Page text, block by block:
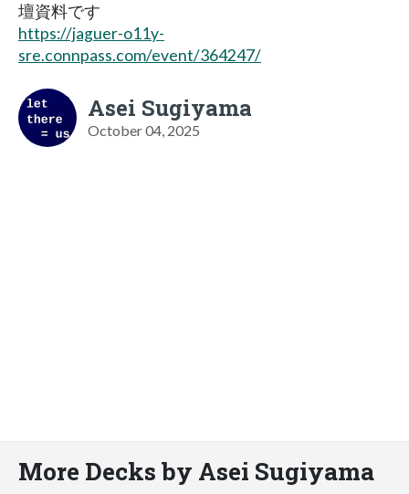
壇資料です
https://jaguer-o11y-
sre.connpass.com/event/364247/
Asei Sugiyama
October 04, 2025
More Decks by Asei Sugiyama